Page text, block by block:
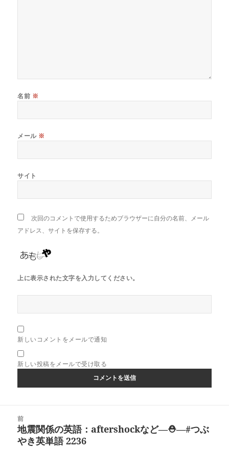
名前 ※
メール ※
サイト
次回のコメントで使用するためブラウザーに自分の名前、メール
アドレス、サイトを保存する。
上に表示された文字を入力してください。
新しいコメントをメールで通知
新しい投稿をメールで受け取る
前
前
の
地震関係の英語：aftershockなど―⛑―#つぶ
やき英単語 2236